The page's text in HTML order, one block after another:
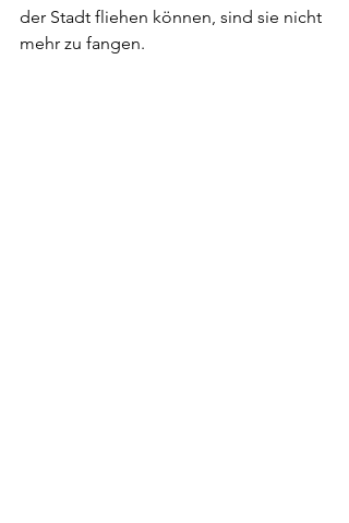
der Stadt fliehen können, sind sie nicht
mehr zu fangen.